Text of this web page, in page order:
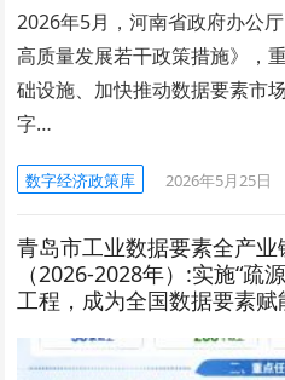
2026年5月，河南省政府办公
高质量发展若干政策措施》，
础设施、加快推动数据要素市
字…
数字经济政策库 2026年5月25日
青岛市工业数据要素全产
（2026-2028年）:实施“疏
工程，成为全国数据要素